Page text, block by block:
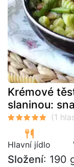
Krémové
slaninou:
Hlavní jídlo
Složení: 190